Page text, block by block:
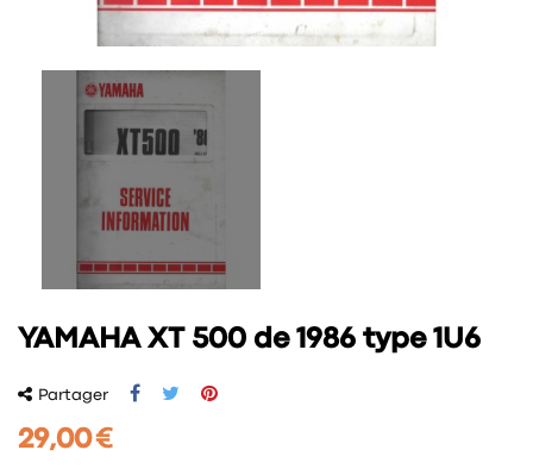
YAMAHA XT 500 de 1986 type 1U6
Partager
29,00 €